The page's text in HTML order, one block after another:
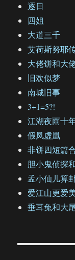
逐日
四姐
大道三千
艾荷斯努耶
大佬饼和大
旧欢似梦
南城旧事
3+1=5?!
江湖夜雨十
假凤虚凰
非饼四短篇
胆小鬼侦探
孟小仙儿算
爱江山更爱
垂耳兔和大